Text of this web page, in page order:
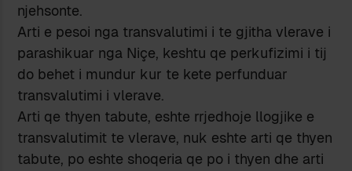
njehsonte.
Arti e pesoi nga transvalutimi i te gjitha vlerave i
parashikuar nga Niçe, keshtu qe perkufizimi i tij
do behet i mundur kur te kete perfunduar
transvalutimi i vlerave.
Arti qe thyen tabute, eshte rrjedhoje llogjike e
transvalutimit te vlerave, nuk eshte arti qe thyen
tabute, po eshte shoqeria qe po i thyen dhe arti